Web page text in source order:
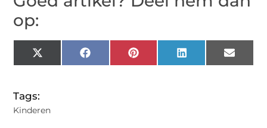
op:
X
(Twitter)
FacebookPinterestLinkedIn Email
Tags:
Kinderen